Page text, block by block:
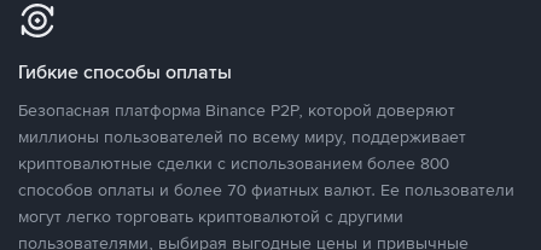
Гибкие способы оплаты
Безопасная платформа Binance P2P, которой доверяют
миллионы пользователей по всему миру, поддерживает
криптовалютные сделки с использованием более 800
способов оплаты и более 70 фиатных валют. Ее пользователи
могут легко торговать криптовалютой с другими
пользователями, выбирая выгодные цены и привычные